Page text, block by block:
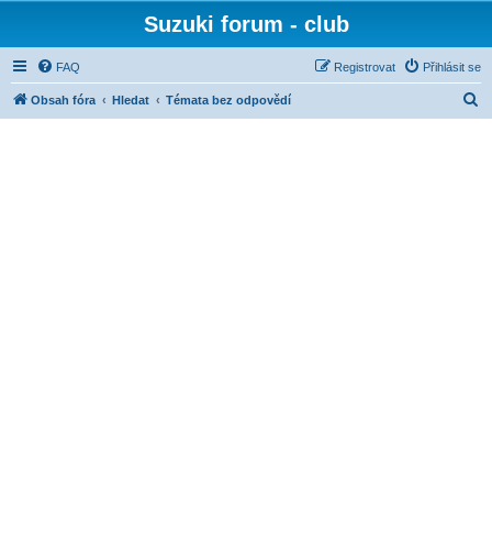
Suzuki forum - club
FAQ Přihlásit se
Registrovat
Obsah fóra Hledat Témata bez odpovědí